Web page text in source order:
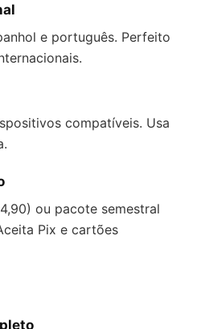
e português. Perfeito
compatíveis. Usa
ou pacote semestral
Pix e cartões